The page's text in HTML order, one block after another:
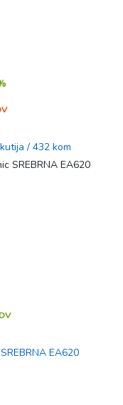
/ 432 kom
EA620